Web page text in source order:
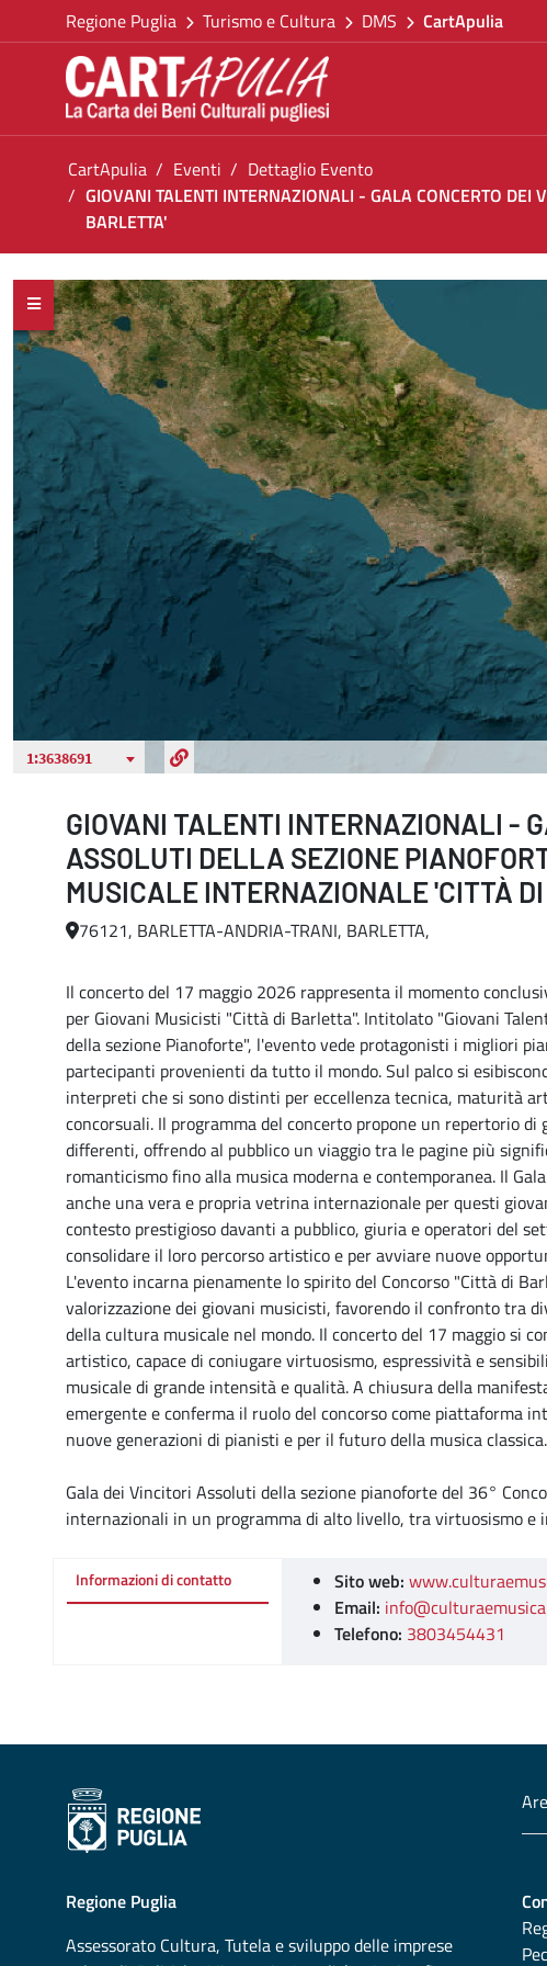
Salta al contenuto
Torna alla homepage
Vai al menu di navigazione
Vai ai contenuti
Vai al footer
Regione Puglia Turismo e Cultura DMS CartApulia
Ti trovi in:
CartApulia Eventi
Dettaglio Evento
GIOVANI TALENTI INTERNAZIONALI - GALA CONCERTO DEI
BARLETTA'
GIOVANI TALENTI INTERNAZIONALI - GALA
GIOVANI TALENTI INTERNAZIONALI -
ASSOLUTI DELLA SEZIONE
MUSICALE INTERNAZIONALE 'CITTÀ
76121, BARLETTA-ANDRIA-TRANI, BARLETTA,
Il concerto del 17 maggio 2026 rappresenta il momento
per Giovani Musicisti "Città di Barletta". Intitolato "Giovani
della sezione Pianoforte", l'evento vede protagonisti i migliori
partecipanti provenienti da tutto il mondo. Sul palco si
interpreti che si sono distinti per eccellenza tecnica, maturità
concorsuali. Il programma del concerto propone un repertorio
differenti, offrendo al pubblico un viaggio tra le pagine più
romanticismo fino alla musica moderna e contemporanea. Il
anche una vera e propria vetrina internazionale per questi
contesto prestigioso davanti a pubblico, giuria e operatori del
consolidare il loro percorso artistico e per avviare nuove
L'evento incarna pienamente lo spirito del Concorso "Città di
valorizzazione dei giovani musicisti, favorendo il confronto tra
della cultura musicale nel mondo. Il concerto del 17 maggio si
artistico, capace di coniugare virtuosismo, espressività e
musicale di grande intensità e qualità. A chiusura della
emergente e conferma il ruolo del concorso come piattaforma
nuove generazioni di pianisti e per il futuro della musica classica.
Gala dei Vincitori Assoluti della sezione pianoforte del 36°
internazionali in un programma di alto livello, tra virtuosismo e
Informazioni di contatto Sito web:
Email:
Telefono: 3803454431
Regione Puglia
Assessorato Cultura, Tutela e sviluppo delle imprese